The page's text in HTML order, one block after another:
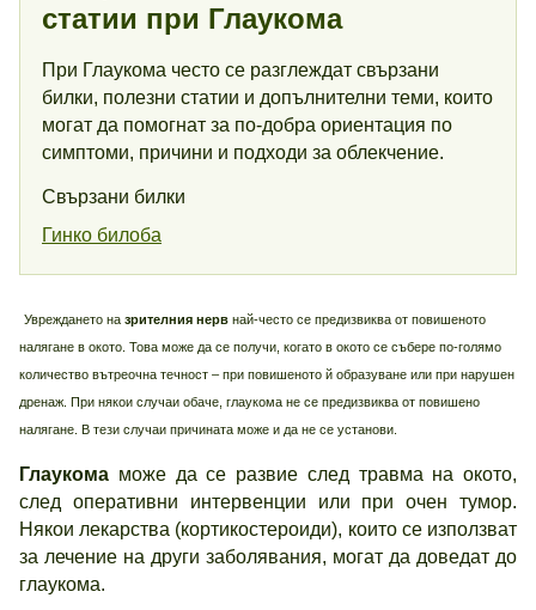
статии при Глаукома
При Глаукома често се разглеждат свързани
билки, полезни статии и допълнителни теми, които
могат да помогнат за по-добра ориентация по
симптоми, причини и подходи за облекчение.
Свързани билки
Гинко билоба
Увреждането на зрителния нерв най-често се предизвиква от повишеното
налягане в окото. Това може да се получи, когато в окото се събере по-голямо
количество вътреочна течност – при повишеното й образуване или при нарушен
дренаж. При някои случаи обаче, глаукома не се предизвиква от повишено
налягане. В тези случаи причината може и да не се установи.
Глаукома може да се развие след травма на окото,
след оперативни интервенции или при очен тумор.
Някои лекарства (кортикостероиди), които се използват
за лечение на други заболявания, могат да доведат до
глаукома.